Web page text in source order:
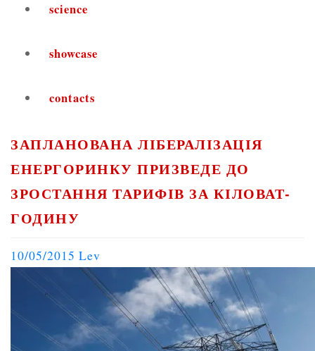
science
showcase
contacts
ЗАПЛАНОВАНА ЛІБЕРАЛІЗАЦІЯ
ЕНЕРГОРИНКУ ПРИЗВЕДЕ ДО
ЗРОСТАННЯ ТАРИФІВ ЗА КІЛОВАТ-
ГОДИНУ
10/05/2015 Lev